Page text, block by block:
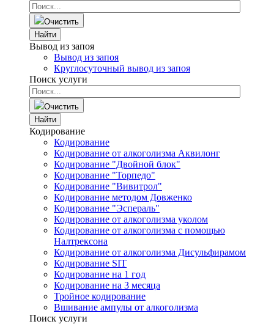
Очистить
Найти
Вывод из запоя
Вывод из запоя
Круглосуточный вывод из запоя
Поиск услуги
Очистить
Найти
Кодирование
Кодирование
Кодирование от алкоголизма Аквилонг
Кодирование "Двойной блок"
Кодирование "Торпедо"
Кодирование "Вивитрол"
Кодирование методом Довженко
Кодирование "Эспераль"
Кодирование от алкоголизма уколом
Кодирование от алкоголизма с помощью
Налтрексона
Кодирование от алкоголизма Дисульфирамом
Кодирование SIT
Кодирование на 1 год
Кодирование на 3 месяца
Тройное кодирование
Вшивание ампулы от алкоголизма
Поиск услуги